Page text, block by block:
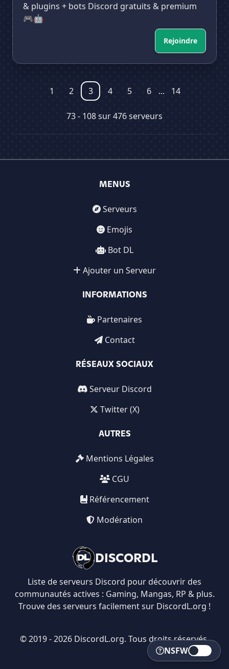
& plugins + bots Discord gratuits & premium
🎮🤖
Rejoindre
1 2 3 4 5 6 ... 14
73 - 108 sur 476 serveurs
NSFW
DISCORDL
Liste de serveurs Discord pour découvrir des
communautés actives : Gaming, Mangas, RP & plus.
Trouve des serveurs facilement sur DiscordL.org !
MENUS
Serveurs
Emojis
Bot DL
Ajouter un Serveur
INFORMATIONS
Partenaires
Contact
RÉSEAUX SOCIAUX
Serveur Discord
Twitter (X)
AUTRES
Mentions Légales
CGU
Référencement
Modération
© 2019 - 2026 DiscordL.org. Tous droits réservés.